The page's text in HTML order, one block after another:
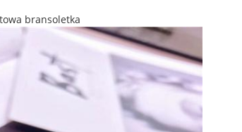
bransoletka